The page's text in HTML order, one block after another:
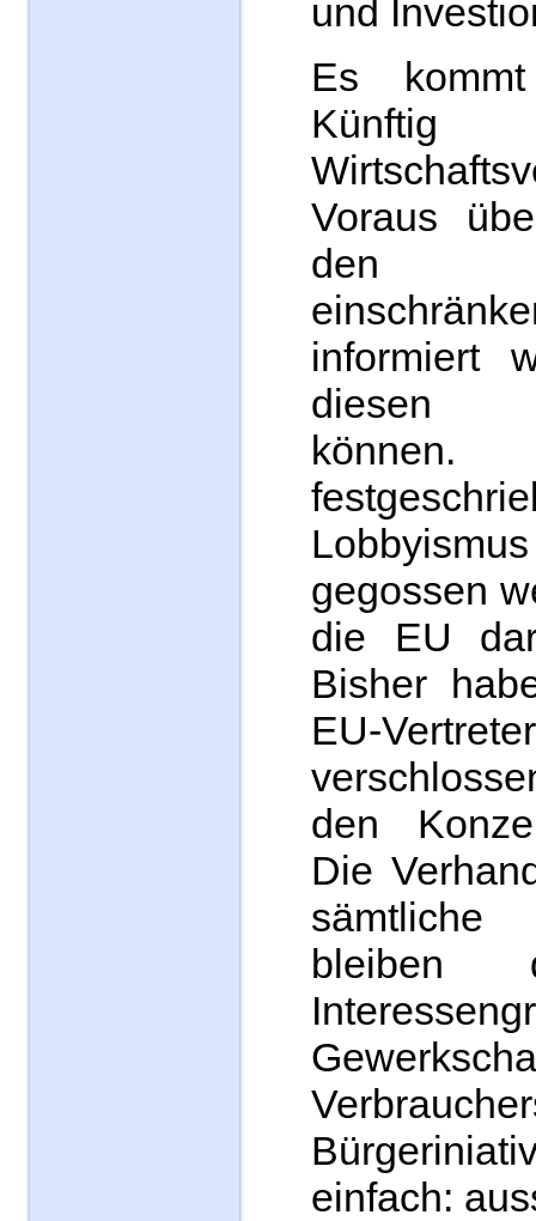
und
Es
Voraus
den
informiert
diesen
gegossen
die EU
Bisher
EU-
den
Die
bleiben
einfach: